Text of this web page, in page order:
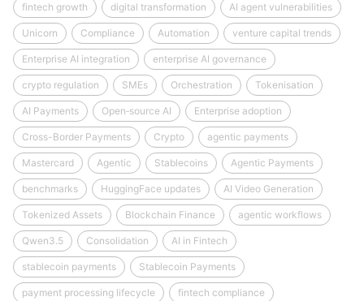
fintech growth digital transformation AI agent vulnerabilities
Unicorn Compliance Automation venture capital trends
Enterprise AI integration enterprise AI governance
crypto regulation SMEs Orchestration Tokenisation
AI Payments Open‑source AI Enterprise adoption
Cross-Border Payments Crypto agentic payments
Mastercard Agentic Stablecoins Agentic Payments
benchmarks HuggingFace updates AI Video Generation
Tokenized Assets Blockchain Finance agentic workflows
Qwen3.5 Consolidation AI in Fintech
stablecoin payments Stablecoin Payments
payment processing lifecycle fintech compliance